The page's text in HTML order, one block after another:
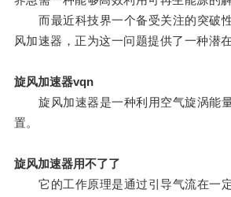
而最近科技界一个备受关注的突破
风加速器，正为这一问题提供了一种潜
旋风加速器vqn
旋风加速器是一种利用空气旋涡能
置。
旋风加速器用不了了
它的工作原理是通过引导气流在一